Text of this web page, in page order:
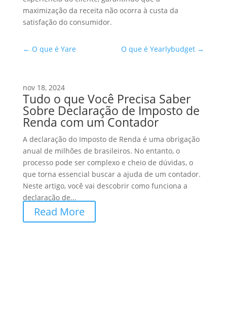
maximização da receita não ocorra à custa da
satisfação do consumidor.
← O que é Yare O que é Yearlybudget →
nov 18, 2024
Tudo o que Você Precisa Saber
Sobre Declaração de Imposto de
Renda com um Contador
A declaração do Imposto de Renda é uma obrigação
anual de milhões de brasileiros. No entanto, o
processo pode ser complexo e cheio de dúvidas, o
que torna essencial buscar a ajuda de um contador.
Neste artigo, você vai descobrir como funciona a
declaração de...
Read More